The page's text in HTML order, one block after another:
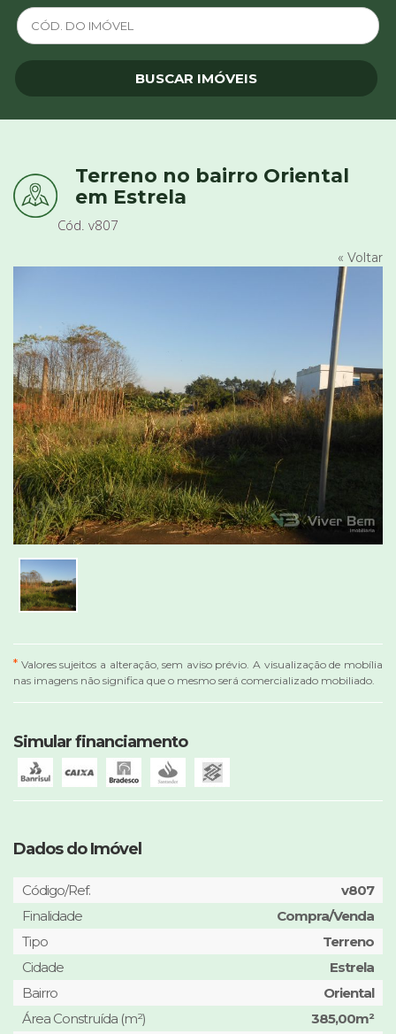
Terreno no bairro Oriental
em Estrela
Cód. v807
« Voltar
* Valores sujeitos a alteração, sem aviso prévio. A visualização de mobília
nas imagens não significa que o mesmo será comercializado mobiliado.
Simular financiamento
Dados do Imóvel
Código/Ref.
v807
Finalidade
Compra/Venda
Tipo
Terreno
Cidade
Estrela
Bairro
Oriental
Área Construída (m²)
385,00m²